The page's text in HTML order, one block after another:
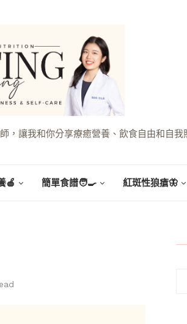
，讓我和你分享療癒營養、飲食自由和自我
🍎 簡單食譜🧑‍🍳 紅斑性狼瘡🦋